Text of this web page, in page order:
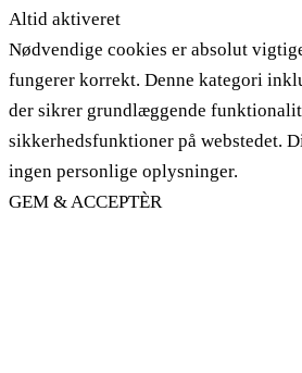
Altid aktiveret
Nødvendige cookies er absolut
fungerer korrekt. Denne kategori
der sikrer grundlæggende
sikkerhedsfunktioner på webstedet.
ingen personlige oplysninger.
GEM & ACCEPTÈR